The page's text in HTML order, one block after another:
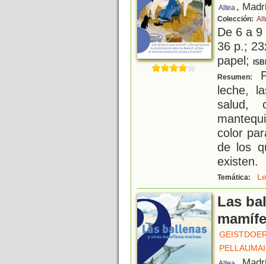
Altea ,
Colección:
De 6 a
36 p.;
papel;
Resumen:
leche,
salud,
color
de los
existen.
Temática:
Las